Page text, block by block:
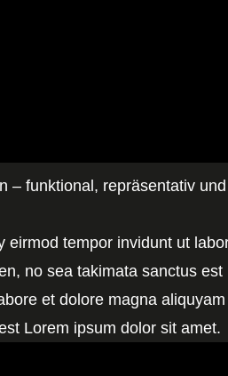
– funktional, repräsentativ und
tempor invidunt ut
no sea takimata sanctus
et dolore magna
Lorem ipsum dolor sit amet.